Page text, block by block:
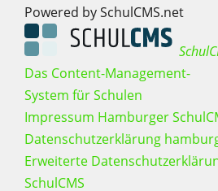
Powered by SchulCMS.net
Das Content-Management-
System für Schulen
Impressum Hamburger
Datenschutzerklärung
Erweiterte
SchulCMS